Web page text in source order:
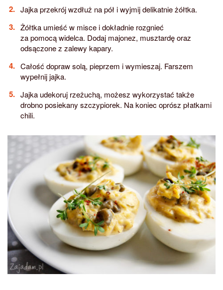
Jajka przekrój wzdłuż na pół i wyjmij delikatnie żółtka.
Żółtka umieść w misce i dokładnie rozgnieć
za pomocą widelca. Dodaj majonez, musztardę oraz
odsączone z zalewy kapary.
Całość dopraw solą, pieprzem i wymieszaj. Farszem
wypełnij jajka.
Jajka udekoruj rzeżuchą, możesz wykorzystać także
drobno posiekany szczypiorek. Na koniec oprósz płatkami
chili.